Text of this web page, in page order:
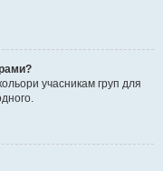
учасникам груп для